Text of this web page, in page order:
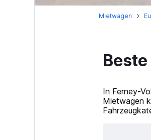
Mietwagen
In Ferney-
Mietwagen